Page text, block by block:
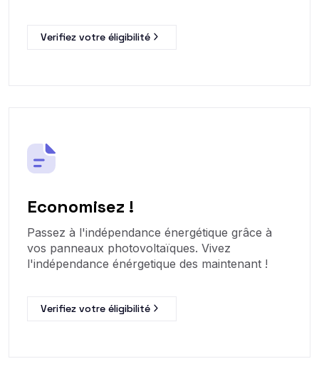
Verifiez votre éligibilité
Economisez !
Passez à l'indépendance énergétique grâce à
vos panneaux photovoltaïques. Vivez
l'indépendance énérgetique des maintenant !
Verifiez votre éligibilité